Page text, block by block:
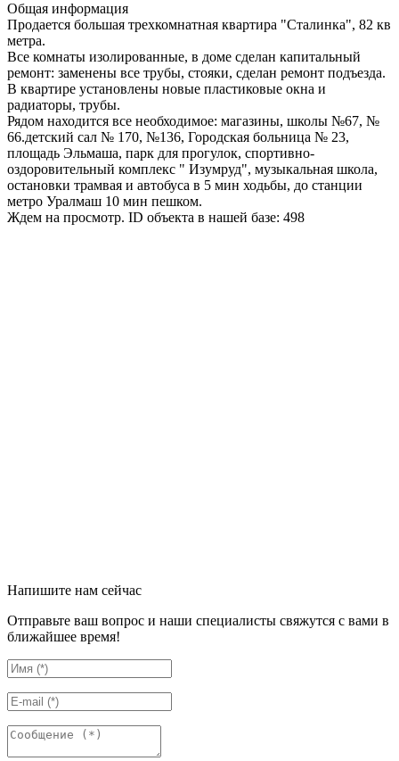
Общая информация
Продается большая трехкомнатная квартира "Сталинка", 82 кв
метра.
Все комнаты изолированные, в доме сделан капитальный
ремонт: заменены все трубы, стояки, сделан ремонт подъезда.
В квартире установлены новые пластиковые окна и
радиаторы, трубы.
Рядом находится все необходимое: магазины, школы №67, №
66.детский сал № 170, №136, Городская больница № 23,
площадь Эльмаша, парк для прогулок, спортивно-
оздоровительный комплекс " Изумруд", музыкальная школа,
остановки трамвая и автобуса в 5 мин ходьбы, до станции
метро Уралмаш 10 мин пешком.
Ждем на просмотр. ID объекта в нашей базе: 498
Напишите нам сейчас
Отправьте ваш вопрос и наши специалисты свяжутся с вами в
ближайшее время!